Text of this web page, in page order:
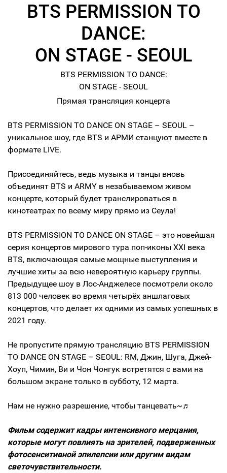
BTS PERMISSION TO
DANCE:
ON STAGE - SEOUL
BTS PERMISSION TO DANCE:
ON STAGE - SEOUL
Прямая трансляция концерта
BTS PERMISSION TO DANCE ON STAGE – SEOUL –
уникальное шоу, где BTS и АРМИ станцуют вместе в
формате LIVE.
Присоединяйтесь, ведь музыка и танцы вновь
объединят BTS и ARMY в незабываемом живом
концерте, который будет транслироваться в
кинотеатрах по всему миру прямо из Сеула!
BTS PERMISSION TO DANCE ON STAGE – это новейшая
серия концертов мирового тура поп-иконы XXI века
BTS, включающая самые мощные выступления и
лучшие хиты за всю невероятную карьеру группы.
Предыдущее шоу в Лос-Анджелесе посмотрели около
813 000 человек во время четырёх аншлаговых
концертов, что делает их одними из самых успешных в
2021 году.
Не пропустите прямую трансляцию BTS PERMISSION
TO DANCE ON STAGE – SEOUL: RM, Джин, Шуга, Джей-
Хоуп, Чимин, Ви и Чон Чонгук встретятся с вами на
большом экране только в субботу, 12 марта.
Нам не нужно разрешение, чтобы танцевать~♬
Фильм содержит кадры интенсивного мерцания,
которые могут повлиять на зрителей, подверженных
фотосенситивной эпилепсии или другим видам
светочувствительности.